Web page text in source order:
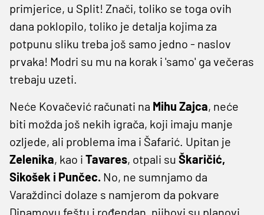
primjerice, u Split! Znači, toliko se toga ovih
dana poklopilo, toliko je detalja kojima za
potpunu sliku treba još samo jedno - naslov
prvaka! Modri su mu na korak i 'samo' ga večeras
trebaju uzeti.
Neće Kovačević računati na Mihu Zajca, neće
biti možda još nekih igrača, koji imaju manje
ozljede, ali problema ima i Šafarić. Upitan je
Zelenika, kao i Tavares, otpali su Škaričić,
Sikošek i Punčec. No, ne sumnjamo da
Varaždinci dolaze s namjerom da pokvare
Dinamovu feštu i rođendan, njihovi su planovi